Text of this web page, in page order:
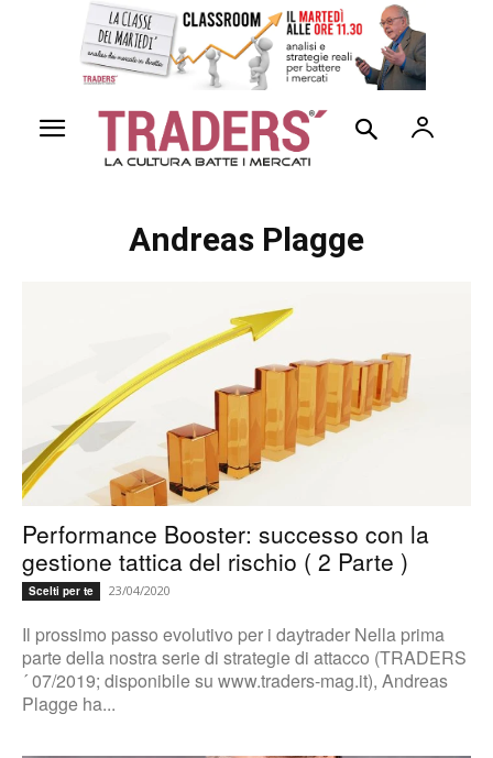
Andreas Plagge
Performance Booster: successo con la
gestione tattica del rischio ( 2 Parte )
Scelti per te 23/04/2020
Il prossimo passo evolutivo per i daytrader Nella prima
parte della nostra serie di strategie di attacco (TRADERS
´ 07/2019; disponibile su www.traders-mag.it), Andreas
Plagge ha...